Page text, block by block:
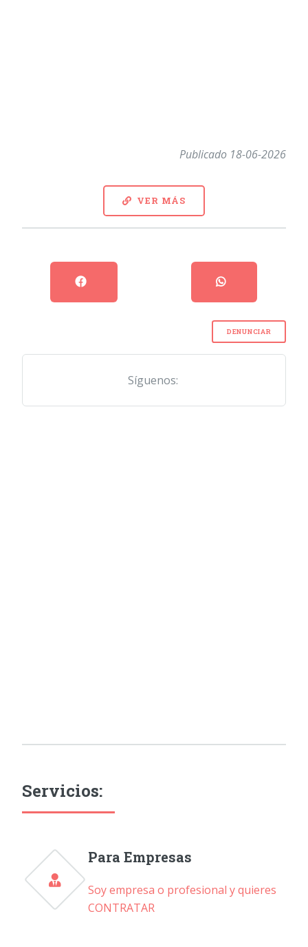
Publicado 18-06-2026
VER MÁS
DENUNCIAR
Síguenos:
Servicios:
Para Empresas
Soy empresa o profesional y quieres
CONTRATAR